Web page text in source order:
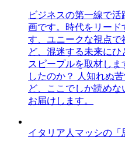
ビジネスの第一線で
画です。時代をリード
す、ユニークな視点で
ど、混迷する未来に
スピープルを取材し
したのか？ 人知れぬ
ど、ここでしか読め
お届けします。
イタリア人マッシの「